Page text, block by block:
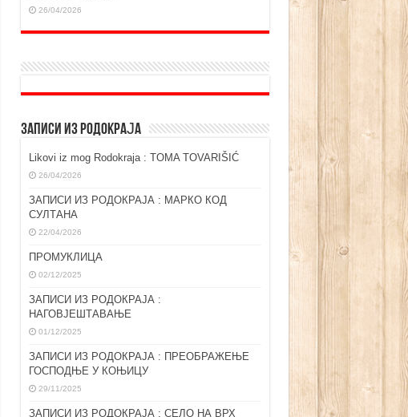
26/04/2026
ЗАПИСИ ИЗ РОДОКРАЈА
Likovi iz mog Rodokraja : TOMA TOVARIŠIĆ
26/04/2026
ЗАПИСИ ИЗ РОДОКРАЈА : МАРКО КОД
СУЛТАНА
22/04/2026
ПРОМУКЛИЦА
02/12/2025
ЗАПИСИ ИЗ РОДОКРАЈА :
НАГОВЈЕШТАВАЊЕ
01/12/2025
ЗАПИСИ ИЗ РОДОКРАЈА : ПРЕОБРАЖЕЊЕ
ГОСПОДЊЕ У КОЊИЦУ
29/11/2025
ЗАПИСИ ИЗ РОДОКРАЈА : СЕЛО НА ВРХ